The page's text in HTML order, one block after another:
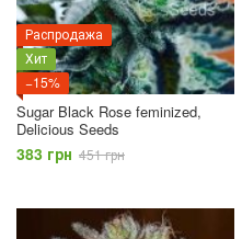
Распродажа
Хит
−15%
Sugar Black Rose feminized,
Delicious Seeds
383 грн 451 грн